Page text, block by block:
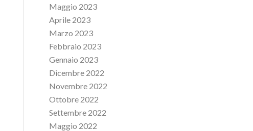
Maggio 2023
Aprile 2023
Marzo 2023
Febbraio 2023
Gennaio 2023
Dicembre 2022
Novembre 2022
Ottobre 2022
Settembre 2022
Maggio 2022